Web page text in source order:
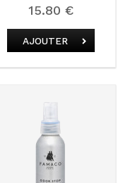
15.80 €
AJOUTER